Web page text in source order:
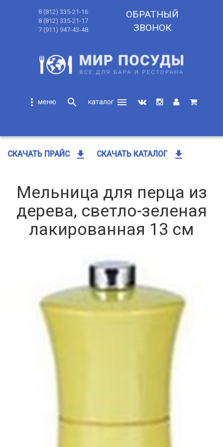
8 (812) 335-21-16
8 (812) 335-21-17
7 (911) 947-43-48
ОБРАТНЫЙ
ЗВОНОК
more_vert search
menu
СКАЧАТЬ ПРАЙС get_app СКАЧАТЬ КАТАЛОГ get_app
Мельница для перца из
дерева, светло-зеленая
лакированная 13 см